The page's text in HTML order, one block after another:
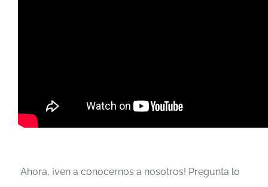
Ahora, ¡ven a conocernos a nosotros! Pregunta lo